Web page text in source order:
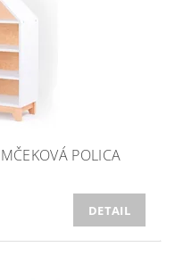
POLICA
DETAIL